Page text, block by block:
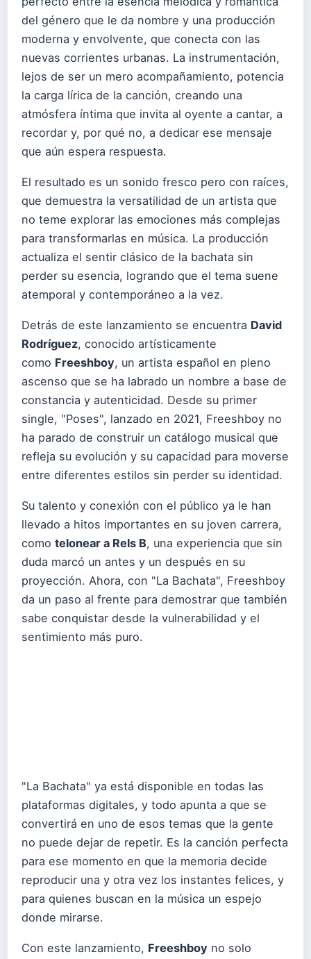
del género que le da nombre y una producción
moderna y envolvente, que conecta con las
nuevas corrientes urbanas. La instrumentación,
lejos de ser un mero acompañamiento, potencia
la carga lírica de la canción, creando una
atmósfera íntima que invita al oyente a cantar, a
recordar y, por qué no, a dedicar ese mensaje
que aún espera respuesta.
El resultado es un sonido fresco pero con raíces,
que demuestra la versatilidad de un artista que
no teme explorar las emociones más complejas
para transformarlas en música. La producción
actualiza el sentir clásico de la bachata sin
perder su esencia, logrando que el tema suene
atemporal y contemporáneo a la vez.
Detrás de este lanzamiento se encuentra David
Rodríguez, conocido artísticamente
como Freeshboy, un artista español en pleno
ascenso que se ha labrado un nombre a base de
constancia y autenticidad. Desde su primer
single, "Poses", lanzado en 2021, Freeshboy no
ha parado de construir un catálogo musical que
refleja su evolución y su capacidad para moverse
entre diferentes estilos sin perder su identidad.
Su talento y conexión con el público ya le han
llevado a hitos importantes en su joven carrera,
como telonear a Rels B, una experiencia que sin
duda marcó un antes y un después en su
proyección. Ahora, con "La Bachata", Freeshboy
da un paso al frente para demostrar que también
sabe conquistar desde la vulnerabilidad y el
sentimiento más puro.
"La Bachata" ya está disponible en todas las
plataformas digitales, y todo apunta a que se
convertirá en uno de esos temas que la gente
no puede dejar de repetir. Es la canción perfecta
para ese momento en que la memoria decide
reproducir una y otra vez los instantes felices, y
para quienes buscan en la música un espejo
donde mirarse.
Con este lanzamiento, Freeshboy no solo